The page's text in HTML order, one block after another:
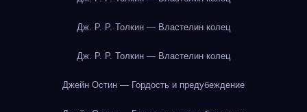
Дж. Р. Р. Толкин — Властелин колец
Дж. Р. Р. Толкин — Властелин колец
Джейн Остин — Гордость и предубеждение